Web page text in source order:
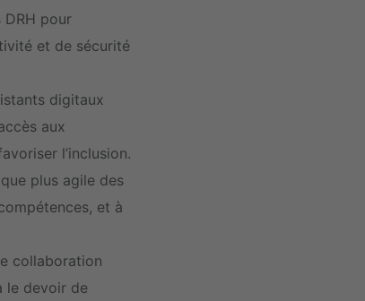
DRH pour
et de sécurité
digitaux
aux
l’inclusion.
plus agile des
et à
collaboration
le devoir de